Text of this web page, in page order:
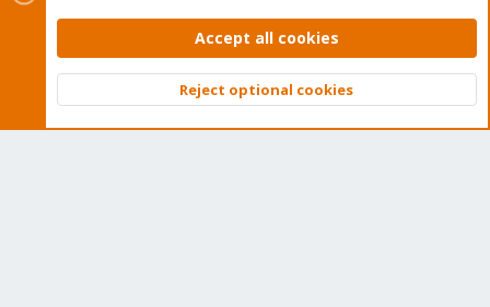
Contact us
Terms and rules Privacy policy Help Home
Community platform by XenForo © 2010-2026 XenForo Ltd.
Top
Accept all cookies
Reject optional cookies